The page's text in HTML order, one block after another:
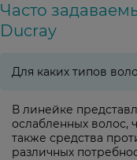
Часто
Ducray
Для каких типов
В линейке
ослабленных волос,
также средства
различных